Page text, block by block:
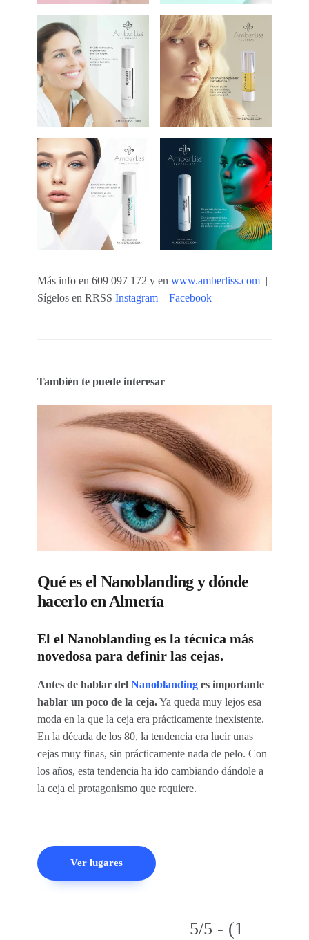
Más info en 609 097 172 y en www.amberliss.com |
Sígelos en RRSS Instagram – Facebook
También te puede interesar
Qué es el Nanoblanding y dónde
hacerlo en Almería
El el Nanoblanding es la técnica más
novedosa para definir las cejas.
Antes de hablar del Nanoblanding es importante
hablar un poco de la ceja.Ya queda muy lejos esa
moda en la que la ceja era prácticamente inexistente.
En la década de los 80, la tendencia era lucir unas
cejas muy finas, sin prácticamente nada de pelo. Con
los años, esta tendencia ha ido cambiando dándole a
la ceja el protagonismo que requiere.
Ver lugares
5/5 - (1